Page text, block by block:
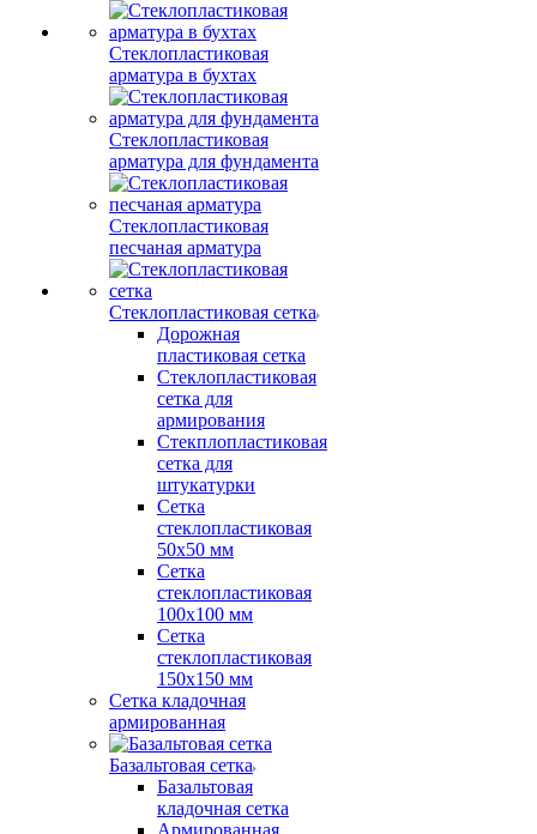
Стеклопластиковая
арматура в бухтах
Стеклопластиковая
арматура для фундамента
Стеклопластиковая
песчаная арматура
Стеклопластиковая сетка
Дорожная
пластиковая сетка
Стеклопластиковая
сетка для
армирования
Стекплопластиковая
сетка для
штукатурки
Сетка
стеклопластиковая
50x50 мм
Сетка
стеклопластиковая
100x100 мм
Сетка
стеклопластиковая
150x150 мм
Сетка кладочная
армированная
Базальтовая сетка
Базальтовая
кладочная сетка
Армированная